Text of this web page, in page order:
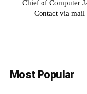
Chief of Computer
Contact via mail
Most Popular